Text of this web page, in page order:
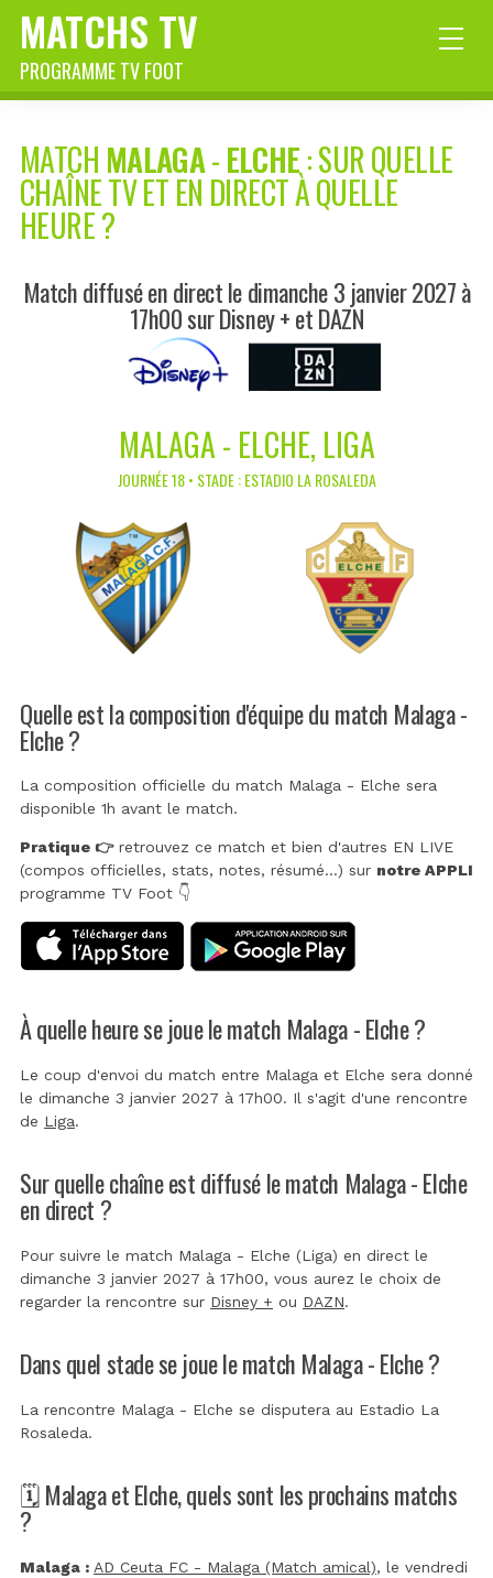
MATCHS TV
PROGRAMME TV FOOT
MATCH MALAGA-ELCHE: SUR QUELLE
CHAÎNE TV ET EN DIRECT À QUELLE
HEURE ?
Match diffusé en direct le dimanche 3 janvier 2027 à
17h00 sur Disney + et DAZN
MALAGA - ELCHE, LIGA
JOURNÉE 18 • STADE : ESTADIO LA ROSALEDA
Quelle est la composition d'équipe du match Malaga -
Elche ?
La composition officielle du match Malaga - Elche sera
disponible 1h avant le match.
Pratique 👉retrouvez ce match et bien d'autres EN LIVE
(compos officielles, stats, notes, résumé...) sur notre APPLI
programme TV Foot 👇
À quelle heure se joue le match Malaga - Elche ?
Le coup d'envoi du match entre Malaga et Elche sera donné
le dimanche 3 janvier 2027 à 17h00. Il s'agit d'une rencontre
de Liga.
Sur quelle chaîne est diffusé le match Malaga - Elche
en direct ?
Pour suivre le match Malaga - Elche (Liga) en direct le
dimanche 3 janvier 2027 à 17h00, vous aurez le choix de
regarder la rencontre sur Disney + ou DAZN.
Dans quel stade se joue le match Malaga - Elche ?
La rencontre Malaga - Elche se disputera au Estadio La
Rosaleda.
🗓️ Malaga et Elche, quels sont les prochains matchs
?
Malaga : AD Ceuta FC - Malaga (Match amical), le vendredi